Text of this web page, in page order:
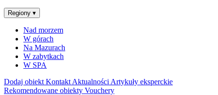
Regiony ▾
Nad morzem
W górach
Na Mazurach
W zabytkach
W SPA
Dodaj obiekt Kontakt Aktualności Artykuły eksperckie
Rekomendowane obiekty Vouchery